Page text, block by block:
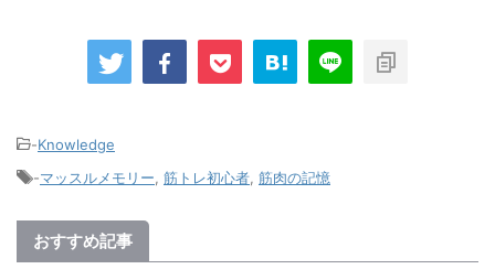
-Knowledge
-マッスルメモリー 筋トレ初心者 筋肉の記憶
おすすめ記事